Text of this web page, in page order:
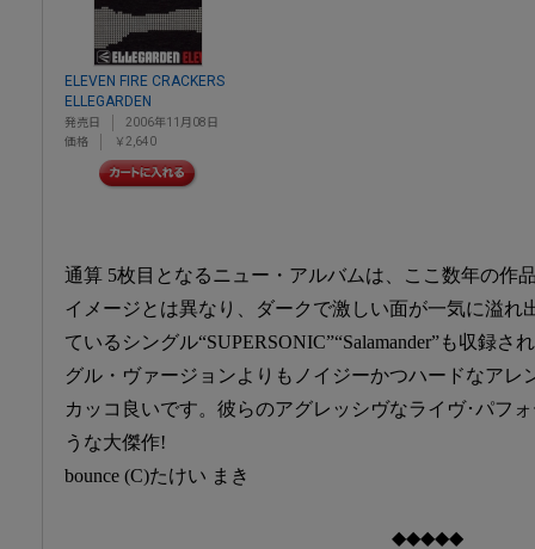
ELEVEN FIRE CRACKERS
ELLEGARDEN
発売日
2006年11月08日
価格
￥2,640
通算 5枚目となるニュー・アルバムは、ここ数年の作
イメージとは異なり、ダークで激しい面が一気に溢れ
ているシングル“SUPERSONIC”“Salamander”も収録
グル・ヴァージョンよりもノイジーかつハードなアレ
カッコ良いです。彼らのアグレッシヴなライヴ･パフ
うな大傑作!
bounce (C)たけい まき
◆◆◆◆◆